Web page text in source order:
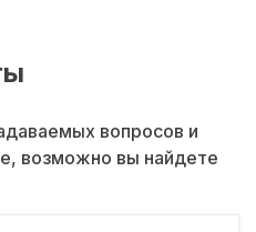
вопросов и
возможно вы найдете